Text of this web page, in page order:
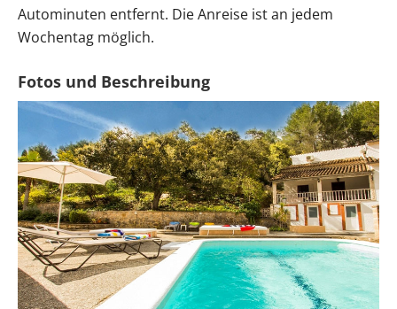
Autominuten entfernt. Die Anreise ist an jedem
Wochentag möglich.